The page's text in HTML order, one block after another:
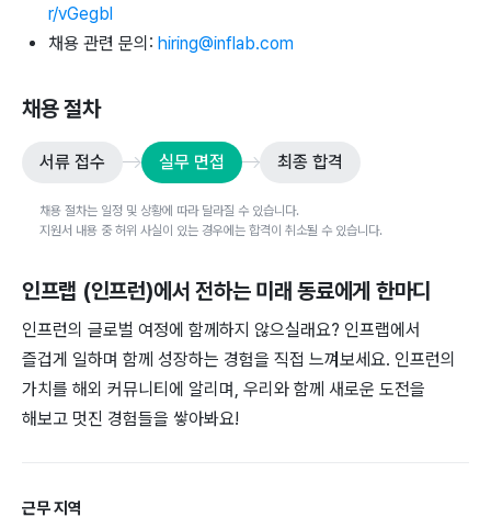
r/vGegbl
채용 관련 문의: hiring@inflab.com
채용 절차
서류 접수 실무 면접 최종 합격
채용 절차는 일정 및 상황에 따라 달라질 수 있습니다.
지원서 내용 중 허위 사실이 있는 경우에는 합격이 취소될 수 있습니다.
인프랩 (인프런)에서 전하는 미래 동료에게 한마디
인프런의 글로벌 여정에 함께하지 않으실래요? 인프랩에서
즐겁게 일하며 함께 성장하는 경험을 직접 느껴보세요. 인프런의
가치를 해외 커뮤니티에 알리며, 우리와 함께 새로운 도전을
해보고 멋진 경험들을 쌓아봐요!
근무 지역